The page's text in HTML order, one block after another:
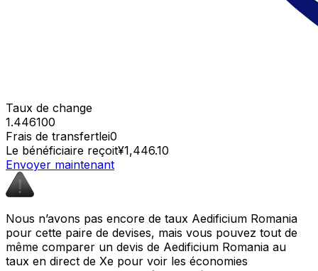
Taux de change
1.446100
Frais de transfertlei0
Le bénéficiaire reçoit¥1,446.10
Envoyer maintenant
Nous n’avons pas encore de taux Aedificium Romania
pour cette paire de devises, mais vous pouvez tout de
même comparer un devis de Aedificium Romania au
taux en direct de Xe pour voir les économies